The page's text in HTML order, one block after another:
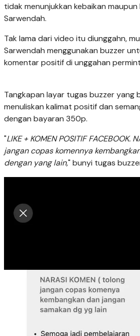
tidak menunjukkan kebaikan
Sarwendah.
Tak lama dari video itu diunggahn,
Sarwendah menggunakan buzzer
komentar positif di unggahan
Tangkapan layar tugas buzzer yang
menuliskan kalimat positif dan
dengan bayaran 350p.
"LIKE + KOMEN POSITIF FACEBOOK.
jangan copas komennya
dengan yang lain," bunyi tugas